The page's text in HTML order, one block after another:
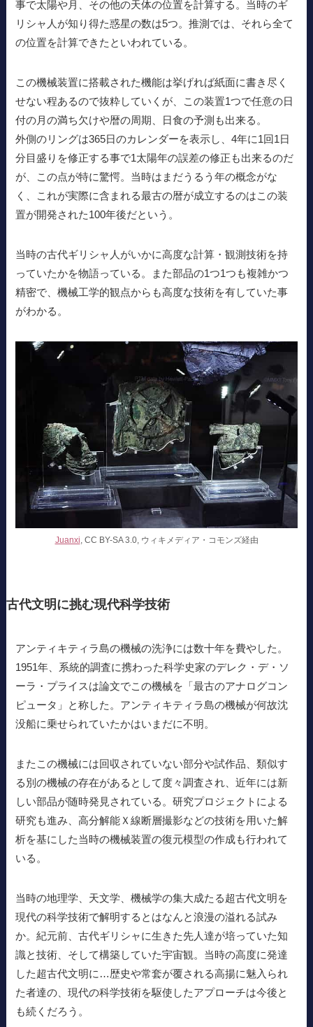
事で太陽や月、その他の天体の位置を計算する。当時のギ
リシャ人が知り得た惑星の数は5つ。推測では、それら全て
の位置を計算できたといわれている。
この機械装置に搭載された機能は挙げれば紙面に書き尽く
せない程あるので抜粋していくが、この装置1つで任意の日
付の月の満ち欠けや暦の周期、日食の予測も出来る。
外側のリングは365日のカレンダーを表示し、4年に1回1日
分目盛りを修正する事で1太陽年の誤差の修正も出来るのだ
が、この点が特に驚愕。当時はまだうるう年の概念がな
く、これが実際に含まれる最古の暦が成立するのはこの装
置が開発された100年後だという。
当時の古代ギリシャ人がいかに高度な計算・観測技術を持
っていたかを物語っている。また部品の1つ1つも複雑かつ
精密で、機械工学的観点からも高度な技術を有していた事
がわかる。
Juanxi, CC BY-SA 3.0, ウィキメディア・コモンズ経由
古代文明に挑む現代科学技術
アンティキティラ島の機械の洗浄には数十年を費やした。
1951年、系統的調査に携わった科学史家のデレク・デ・ソ
ーラ・プライスは論文でこの機械を「最古のアナログコン
ピュータ」と称した。アンティキティラ島の機械が何故沈
没船に乗せられていたかはいまだに不明。
またこの機械には回収されていない部分や試作品、類似す
る別の機械の存在があるとして度々調査され、近年には新
しい部品が随時発見されている。研究プロジェクトによる
研究も進み、高分解能Ｘ線断層撮影などの技術を用いた解
析を基にした当時の機械装置の復元模型の作成も行われて
いる。
当時の地理学、天文学、機械学の集大成たる超古代文明を
現代の科学技術で解明するとはなんと浪漫の溢れる試み
か。紀元前、古代ギリシャに生きた先人達が培っていた知
識と技術、そして構築していた宇宙観。当時の高度に発達
した超古代文明に…歴史や常套が覆される高揚に魅入られ
た者達の、現代の科学技術を駆使したアプローチは今後と
も続くだろう。